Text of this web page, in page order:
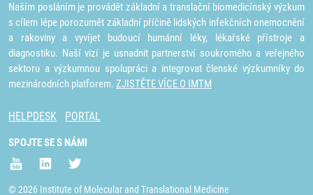
Naším posláním je provádět základní a translační biomedicínský výzkum
s cílem lépe porozumět základní příčině lidských infekčních onemocnění
a rakoviny a vyvíjet budoucí humánní léky, lékařské přístroje a
diagnostiku. Naší vizí je usnadnit partnerství soukromého a veřejného
sektoru a výzkumnou spolupráci a integrovat členské výzkumníky do
mezinárodních platforem. ZJISTĚTE VÍCE O IMTM
HELPDESK PORTAL
SPOJTE SE S NÁMI
© 2026 Institute of Molecular and Translational Medicine